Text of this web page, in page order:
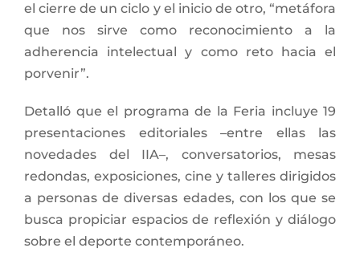
el cierre de un ciclo y el inicio de otro, “metáfora
que nos sirve como reconocimiento a la
adherencia intelectual y como reto hacia el
porvenir”.
Detalló que el programa de la Feria incluye 19
presentaciones editoriales –entre ellas las
novedades del IIA–, conversatorios, mesas
redondas, exposiciones, cine y talleres dirigidos
a personas de diversas edades, con los que se
busca propiciar espacios de reflexión y diálogo
sobre el deporte contemporáneo.